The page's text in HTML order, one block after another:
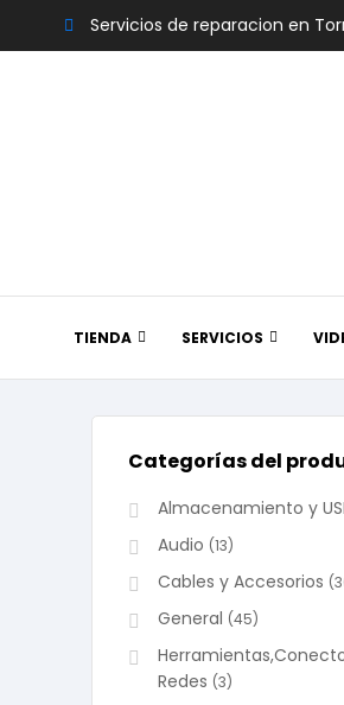
Servicios de reparacion en
TIENDA SERVICIOS
Categorías del
Almacenamiento y
Audio (13)
Cables y Accesorios
General (45)
Redes (3)